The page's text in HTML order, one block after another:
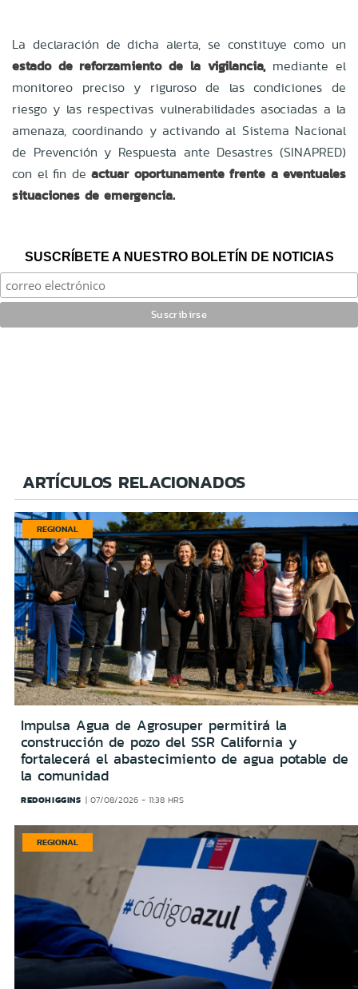
La declaración de dicha alerta, se constituye como un
estado de reforzamiento de la vigilancia,mediante el
monitoreo preciso y riguroso de las condiciones de
riesgo y las respectivas vulnerabilidades asociadas a la
amenaza, coordinando y activando al Sistema Nacional
de Prevención y Respuesta ante Desastres (SINAPRED)
con el fin de actuar oportunamente frente a eventuales
situaciones de emergencia.
SUSCRÍBETE A NUESTRO BOLETÍN DE NOTICIAS
ARTÍCULOS RELACIONADOS
REGIONAL
Impulsa Agua de Agrosuper permitirá la
construcción de pozo del SSR California y
fortalecerá el abastecimiento de agua potable de
la comunidad
REDOHIGGINS 07/08/2026 - 11:38 HRS
REGIONAL